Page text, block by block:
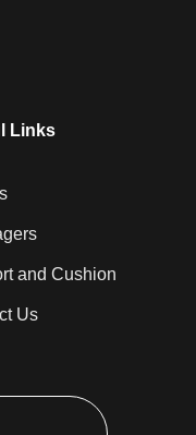
Links
and Cushion
Us